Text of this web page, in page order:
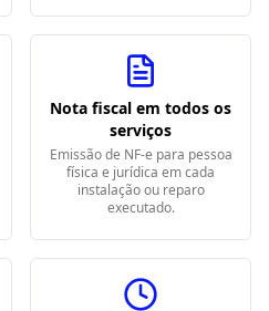
Nota fiscal em todos os
serviços
Emissão de NF-e para pessoa
física e jurídica em cada
instalação ou reparo
executado.